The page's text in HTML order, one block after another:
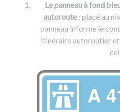
Le panneau à fond
autoroute : placé au
panneau informe le
itinéraire autoroutier